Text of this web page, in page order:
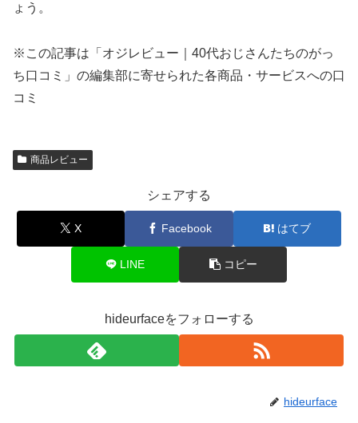
ょう。
※この記事は「オジレビュー｜40代おじさんたちのがっ
ち口コミ」の編集部に寄せられた各商品・サービスへの口
コミ
商品レビュー
シェアする
X Facebook はてブ
LINE コピー
hideurfaceをフォローする
hideurface